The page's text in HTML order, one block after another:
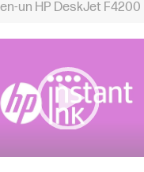
un HP DeskJet F4200
Video Player